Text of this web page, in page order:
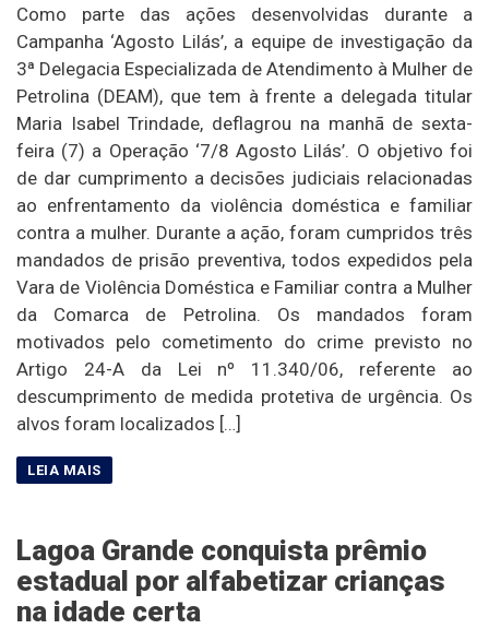
Como parte das ações desenvolvidas durante a
Campanha ‘Agosto Lilás’, a equipe de investigação da
3ª Delegacia Especializada de Atendimento à Mulher de
Petrolina (DEAM), que tem à frente a delegada titular
Maria Isabel Trindade, deflagrou na manhã de sexta-
feira (7) a Operação ‘7/8 Agosto Lilás’. O objetivo foi
de dar cumprimento a decisões judiciais relacionadas
ao enfrentamento da violência doméstica e familiar
contra a mulher. Durante a ação, foram cumpridos três
mandados de prisão preventiva, todos expedidos pela
Vara de Violência Doméstica e Familiar contra a Mulher
da Comarca de Petrolina. Os mandados foram
motivados pelo cometimento do crime previsto no
Artigo 24-A da Lei nº 11.340/06, referente ao
descumprimento de medida protetiva de urgência. Os
alvos foram localizados […]
Lagoa Grande conquista prêmio
estadual por alfabetizar crianças
na idade certa